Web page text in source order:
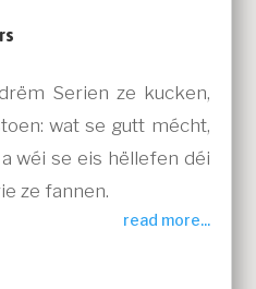
Serien ze kucken,
wat se gutt mécht,
wéi se eis hëllefen déi
ze fannen.
read more...